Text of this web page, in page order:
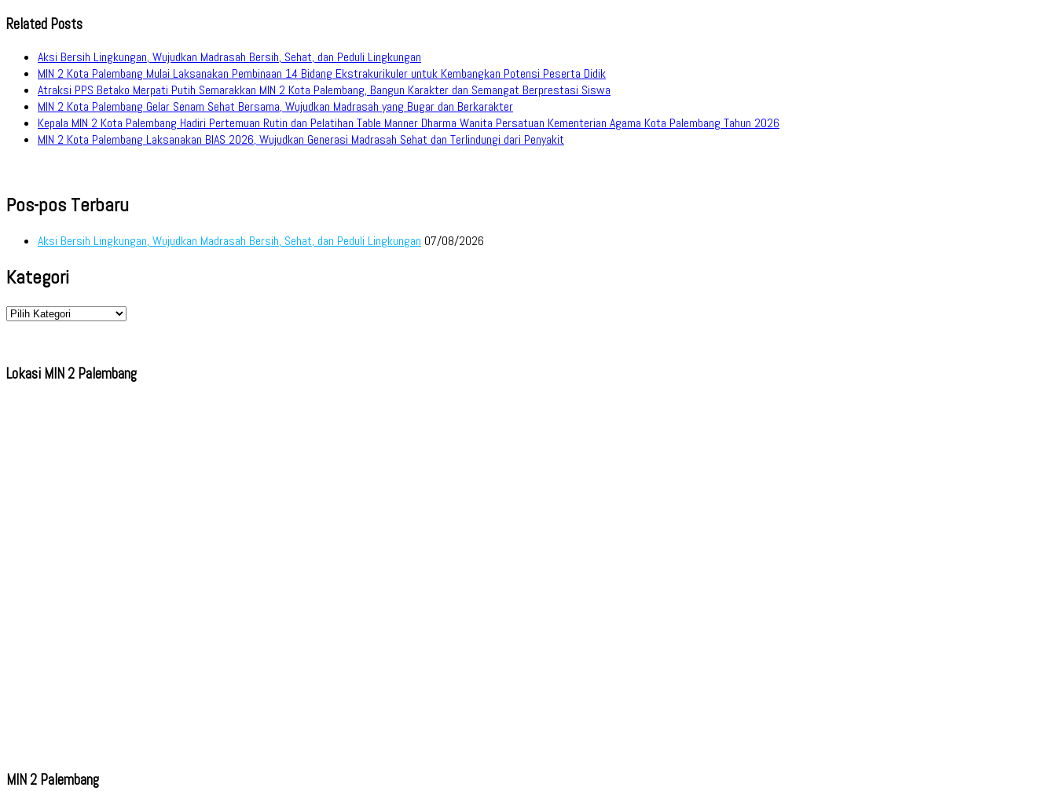
Related Posts
Aksi Bersih Lingkungan, Wujudkan Madrasah Bersih, Sehat, dan Peduli Lingkungan
MIN 2 Kota Palembang Mulai Laksanakan Pembinaan 14 Bidang Ekstrakurikuler untuk Kembangkan Potensi Peserta Didik
Atraksi PPS Betako Merpati Putih Semarakkan MIN 2 Kota Palembang, Bangun Karakter dan Semangat Berprestasi Siswa
MIN 2 Kota Palembang Gelar Senam Sehat Bersama, Wujudkan Madrasah yang Bugar dan Berkarakter
Kepala MIN 2 Kota Palembang Hadiri Pertemuan Rutin dan Pelatihan Table Manner Dharma Wanita Persatuan Kementerian Agama Kota Palembang Tahun 2026
MIN 2 Kota Palembang Laksanakan BIAS 2026, Wujudkan Generasi Madrasah Sehat dan Terlindungi dari Penyakit
Pos-pos Terbaru
Aksi Bersih Lingkungan, Wujudkan Madrasah Bersih, Sehat, dan Peduli Lingkungan 07/08/2026
Kategori
Kategori
Lokasi MIN 2 Palembang
MIN 2 Palembang